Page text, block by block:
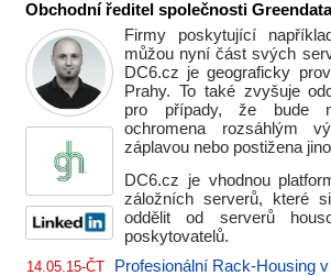
Obchodní ředitel společnosti Greendata
Firmy poskytující
můžou nyní část svých
DC6.cz je geograficky
Prahy. To také zvyšuje
pro případy, že bude
ochromena rozsáhlým
záplavou nebo postižena
DC6.cz je vhodnou
záložních serverů, které
oddělit od serverů
poskytovatelů.
14.05.15-ČT Profesionální Rack-Housing